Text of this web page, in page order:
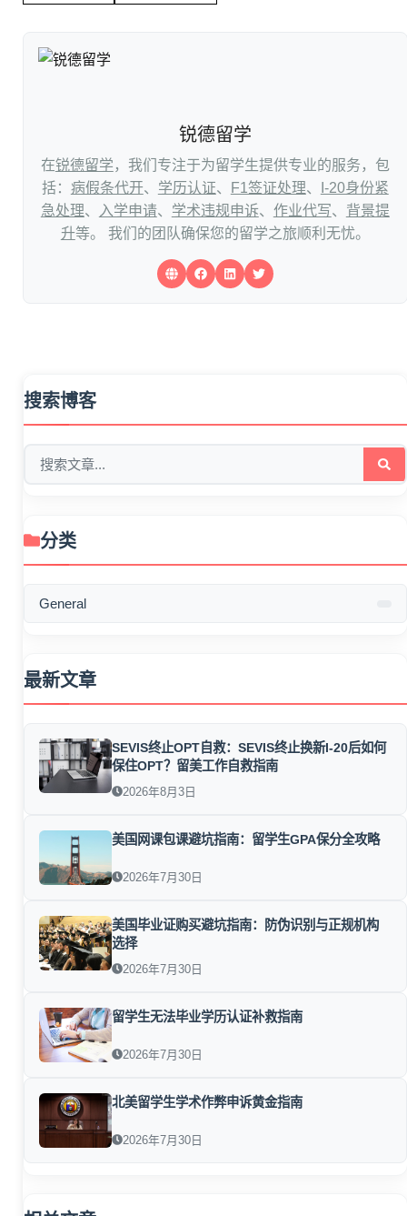
锐德留学
在锐德留学 ，我们专注于为留学生提供专业的服务，包
括： 病假条代开、 学历认证、 F1签证处理、
I-20身份紧
急处理、 入学申请、 学术违规申诉、 作业代写、 背景提
升等。 我们的团队确保您的留学之旅顺利无忧。
搜索博客
分类
General
最新文章
SEVIS终止OPT自救：SEVIS终止换新I-20后如何
保住OPT？留美工作自救指南
2026年8月3日
美国网课包课避坑指南：留学生GPA保分全攻略
2026年7月30日
美国毕业证购买避坑指南：防伪识别与正规机构
选择
2026年7月30日
留学生无法毕业学历认证补救指南
2026年7月30日
北美留学生学术作弊申诉黄金指南
2026年7月30日